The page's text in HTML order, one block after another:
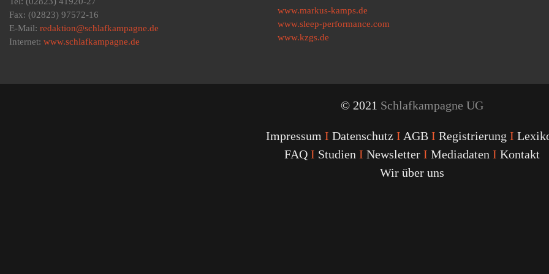
Fax: (02823) 97572-16
E-Mail: redaktion@schlafkampagne.de
Internet: www.schlafkampagne.de
www.markus-kamps.de
www.sleep-performance.com
www.kzgs.de
© 2021 Schlafkampagne UG
Impressum I Datenschutz I AGB I Registrierung I
FAQ I Studien I Newsletter I Mediadaten I Kontakt
Wir über uns